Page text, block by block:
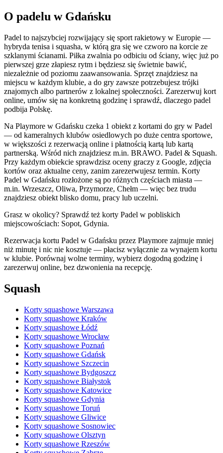
O padelu w Gdańsku
Padel to najszybciej rozwijający się sport rakietowy w Europie —
hybryda tenisa i squasha, w którą gra się we czworo na korcie ze
szklanymi ścianami. Piłka zwalnia po odbiciu od ściany, więc już po
pierwszej grze złapiesz rytm i będziesz się świetnie bawić,
niezależnie od poziomu zaawansowania. Sprzęt znajdziesz na
miejscu w każdym klubie, a do gry zawsze potrzebujesz trójki
znajomych albo partnerów z lokalnej społeczności. Zarezerwuj kort
online, umów się na konkretną godzinę i sprawdź, dlaczego padel
podbija Polskę.
Na Playmore w Gdańsku czeka 1 obiekt z kortami do gry w Padel
— od kameralnych klubów osiedlowych po duże centra sportowe,
w większości z rezerwacją online i płatnością kartą lub kartą
partnerską. Wśród nich znajdziesz m.in. BRAWO. Padel & Squash.
Przy każdym obiekcie sprawdzisz oceny graczy z Google, zdjęcia
kortów oraz aktualne ceny, zanim zarezerwujesz termin. Korty
Padel w Gdańsku rozłożone są po różnych częściach miasta —
m.in. Wrzeszcz, Oliwa, Przymorze, Chełm — więc bez trudu
znajdziesz obiekt blisko domu, pracy lub uczelni.
Grasz w okolicy? Sprawdź też korty Padel w pobliskich
miejscowościach: Sopot, Gdynia.
Rezerwacja kortu Padel w Gdańsku przez Playmore zajmuje mniej
niż minutę i nic nie kosztuje — płacisz wyłącznie za wynajem kortu
w klubie. Porównaj wolne terminy, wybierz dogodną godzinę i
zarezerwuj online, bez dzwonienia na recepcję.
Squash
Korty squashowe Warszawa
Korty squashowe Kraków
Korty squashowe Łódź
Korty squashowe Wrocław
Korty squashowe Poznań
Korty squashowe Gdańsk
Korty squashowe Szczecin
Korty squashowe Bydgoszcz
Korty squashowe Białystok
Korty squashowe Katowice
Korty squashowe Gdynia
Korty squashowe Toruń
Korty squashowe Gliwice
Korty squashowe Sosnowiec
Korty squashowe Olsztyn
Korty squashowe Rzeszów